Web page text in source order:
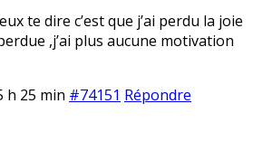
te dire c’est que j’ai perdu la joie
,j’ai plus aucune motivation
h 25 min #74151 Répondre